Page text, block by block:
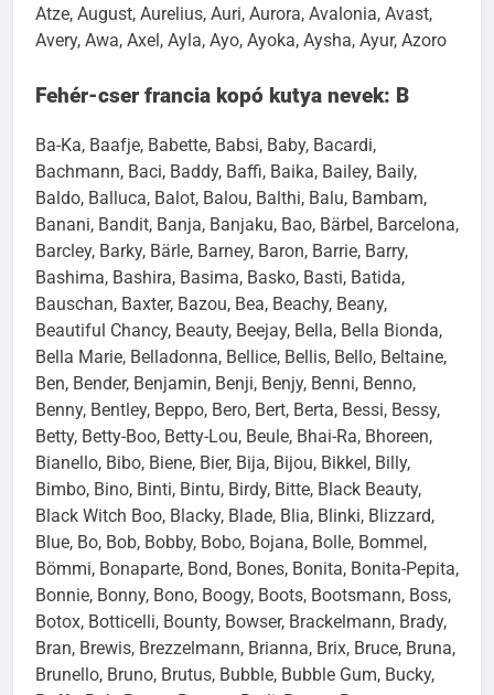
Atze, August, Aurelius, Auri, Aurora, Avalonia, Avast,
Avery, Awa, Axel, Ayla, Ayo, Ayoka, Aysha, Ayur, Azoro
Fehér-cser francia kopó kutya nevek: B
Ba-Ka, Baafje, Babette, Babsi, Baby, Bacardi,
Bachmann, Baci, Baddy, Baffi, Baika, Bailey, Baily,
Baldo, Balluca, Balot, Balou, Balthi, Balu, Bambam,
Banani, Bandit, Banja, Banjaku, Bao, Bärbel, Barcelona,
Barcley, Barky, Bärle, Barney, Baron, Barrie, Barry,
Bashima, Bashira, Basima, Basko, Basti, Batida,
Bauschan, Baxter, Bazou, Bea, Beachy, Beany,
Beautiful Chancy, Beauty, Beejay, Bella, Bella Bionda,
Bella Marie, Belladonna, Bellice, Bellis, Bello, Beltaine,
Ben, Bender, Benjamin, Benji, Benjy, Benni, Benno,
Benny, Bentley, Beppo, Bero, Bert, Berta, Bessi, Bessy,
Betty, Betty-Boo, Betty-Lou, Beule, Bhai-Ra, Bhoreen,
Bianello, Bibo, Biene, Bier, Bija, Bijou, Bikkel, Billy,
Bimbo, Bino, Binti, Bintu, Birdy, Bitte, Black Beauty,
Black Witch Boo, Blacky, Blade, Blia, Blinki, Blizzard,
Blue, Bo, Bob, Bobby, Bobo, Bojana, Bolle, Bommel,
Bömmi, Bonaparte, Bond, Bones, Bonita, Bonita-Pepita,
Bonnie, Bonny, Bono, Boogy, Boots, Bootsmann, Boss,
Botox, Botticelli, Bounty, Bowser, Brackelmann, Brady,
Bran, Brewis, Brezzelmann, Brianna, Brix, Bruce, Bruna,
Brunello, Bruno, Brutus, Bubble, Bubble Gum, Bucky,